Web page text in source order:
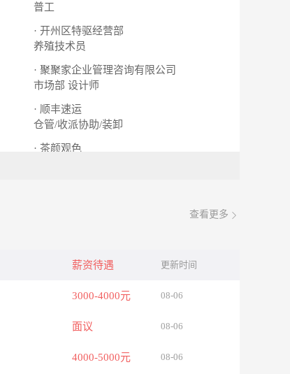
普工
· 开州区特驱经营部
养殖技术员
· 聚聚家企业管理咨询有限公司
市场部 设计师
· 顺丰速运
仓管/收派协助/装卸
· 茶颜观色
查看更多
薪资待遇 更新时间
3000-4000元 08-06
面议 08-06
4000-5000元 08-06